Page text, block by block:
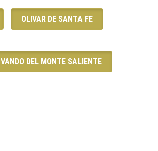
OLIVAR DE SANTA FE
VANDO DEL MONTE SALIENTE